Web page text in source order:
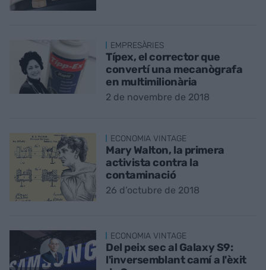
EMPRESÀRIES
Típex, el corrector que
convertí una mecanògrafa
en multimilionària
2 de novembre de 2018
ECONOMIA VINTAGE
Mary Walton, la primera
activista contra la
contaminació
26 d’octubre de 2018
ECONOMIA VINTAGE
Del peix sec al Galaxy S9:
l'inversemblant camí a l'èxit